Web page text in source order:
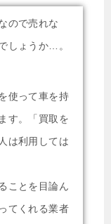
ので売れな
しょうか…。
使って車を持
す。「買取を
は利用しては
ことを目論ん
てくれる業者